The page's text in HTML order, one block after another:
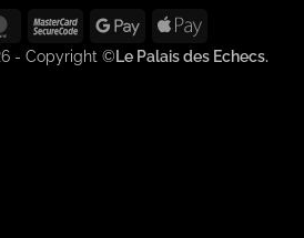
MasterCardMasterCard
2
Google
Pay
Apple
Pay
- Copyright ©Le Palais des Echecs.